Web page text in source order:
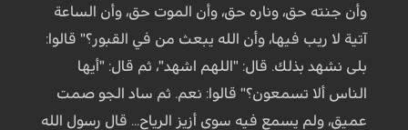
وأن جنته حق، وناره حق، وأن الموت حق، وأن الساعة
آتية لا ريب فيها، وأن الله يبعث من في القبور؟" قالوا:
بلى نشهد بذلك. قال: "اللهم اشهد"، ثم قال: "أيها
الناس ألا تسمعون؟" قالوا: نعم. ثم ساد الجو صمت
عميق، ولم يسمع فيه سوى أزيز الرياح... قال رسول الله